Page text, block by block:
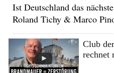
Ist Deutschland das
Roland Tichy & Marco
Club
rechnet